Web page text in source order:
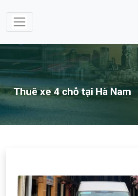
Thuê xe 4 chỗ tại Hà Nam